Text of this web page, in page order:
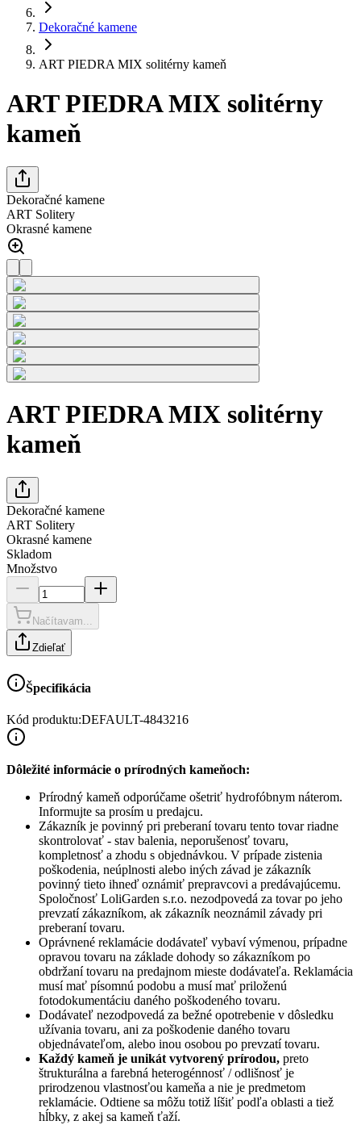
Dekoračné kamene
ART PIEDRA MIX solitérny kameň
ART PIEDRA MIX solitérny
kameň
Dekoračné kamene
ART Solitery
Okrasné kamene
ART PIEDRA MIX solitérny
kameň
Dekoračné kamene
ART Solitery
Okrasné kamene
Skladom
Množstvo
Načítavam...
Zdieľať
Špecifikácia
Kód produktu:DEFAULT-4843216
Dôležité informácie o prírodných kameňoch:
Prírodný kameň odporúčame ošetriť hydrofóbnym náterom.
Informujte sa prosím u predajcu.
Zákazník je povinný pri preberaní tovaru tento tovar riadne
skontrolovať - stav balenia, neporušenosť tovaru,
kompletnosť a zhodu s objednávkou. V prípade zistenia
poškodenia, neúplnosti alebo iných závad je zákazník
povinný tieto ihneď oznámiť prepravcovi a predávajúcemu.
Spoločnosť LoliGarden s.r.o. nezodpovedá za tovar po jeho
prevzatí zákazníkom, ak zákazník neoznámil závady pri
preberaní tovaru.
Oprávnené reklamácie dodávateľ vybaví výmenou, prípadne
opravou tovaru na základe dohody so zákazníkom po
obdržaní tovaru na predajnom mieste dodávateľa. Reklamácia
musí mať písomnú podobu a musí mať priloženú
fotodokumentáciu daného poškodeného tovaru.
Dodávateľ nezodpovedá za bežné opotrebenie v dôsledku
užívania tovaru, ani za poškodenie daného tovaru
objednávateľom, alebo inou osobou po prevzatí tovaru.
Každý kameň je unikát vytvorený prírodou, preto
štrukturálna a farebná heterogénnosť / odlišnosť je
prirodzenou vlastnosťou kameňa a nie je predmetom
reklamácie. Odtiene sa môžu totiž líšiť podľa oblasti a tiež
hĺbky, z akej sa kameň ťaží.